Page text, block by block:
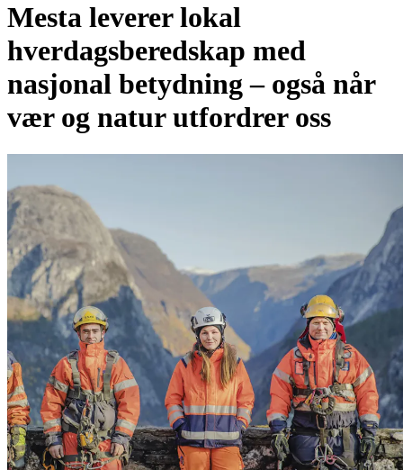
Mesta leverer lokal
hverdagsberedskap med
nasjonal betydning – også når
vær og natur utfordrer oss